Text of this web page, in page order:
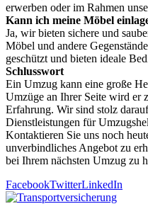
erwerben oder im Rahmen
Kann ich meine Möbel
Ja, wir bieten sichere und
Möbel und andere
geschützt und bieten ideale
Schlusswort
Ein Umzug kann eine große
Umzüge an Ihrer Seite wird er
Erfahrung. Wir sind stolz
Dienstleistungen für
Kontaktieren Sie uns noch
unverbindliches Angebot zu
bei Ihrem nächsten Umzug zu
FacebookTwitterLinkedIn